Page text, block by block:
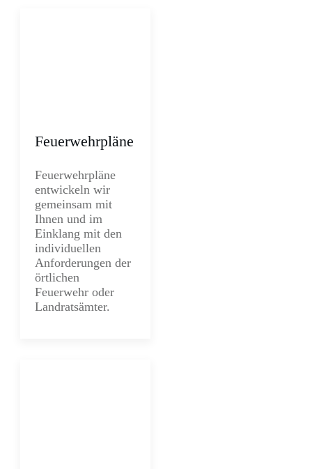
Feuerwehrpläne
Feuerwehrpläne
entwickeln wir
gemeinsam mit
Ihnen und im
Einklang mit den
individuellen
Anforderungen der
örtlichen
Feuerwehr oder
Landratsämter.